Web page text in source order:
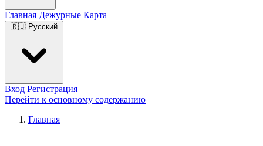
Главная Дежурные Карта
🇷🇺 Русский
Вход Регистрация
Перейти к основному содержанию
Главная